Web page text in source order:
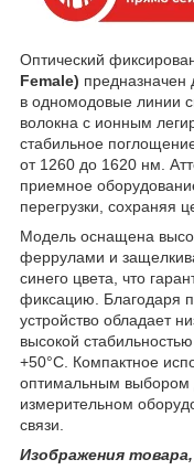
Оптический
Female) предназначен
в одномодовые линии
волокна с ионным
стабильное
от 1260 до 1620 нм.
приемное
перегрузки, сохраняя
Модель оснащена
феррулами и
синего цвета, что
фиксацию. Благодаря
устройство обладает
высокой
+50°C. Компактное
оптимальным выбором
измерительном
связи.
Изображения